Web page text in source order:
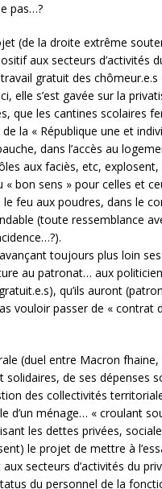
pas…?
(de la droite extrême
aux secteurs d’activités
gratuit des chômeur.e.s
elle s’est gavée sur la
que les cantines scolaires
la « République une et
dans l’accès au
aux faciès, etc,
bon sens » pour celles et
feu aux poudres, dans le
(toute ressemblance
toujours plus loin ses
au patronat… aux
qu’ils auront
vouloir passer de « contrat
(duel entre Macron
solidaires, de ses dépenses
des collectivités
d’un ménage… « croulant
les dettes privées,
le projet de mettre à
secteurs d’activités du
du personnel de la